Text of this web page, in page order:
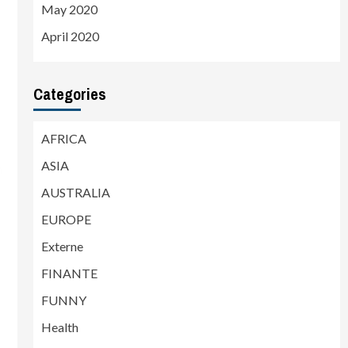
May 2020
April 2020
Categories
AFRICA
ASIA
AUSTRALIA
EUROPE
Externe
FINANTE
FUNNY
Health